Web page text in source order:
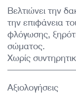
Βελτιώνει την
την επιφάνεια
φλόγωσης,
σώματος.
Χωρίς
Αξιολογήσεις